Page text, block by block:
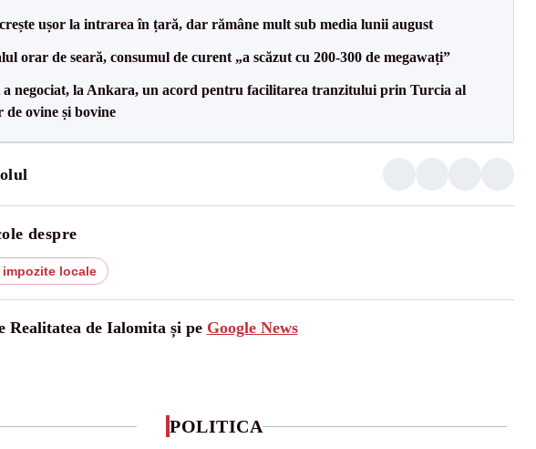
ușor la intrarea în țară, dar rămâne mult sub media lunii august
orar de seară, consumul de curent „a scăzut cu 200-300 de megawați”
a negociat, la Ankara, un acord pentru facilitarea tranzitului prin Turcia al
de ovine și bovine
despre
impozite locale
Realitatea de Ialomita și pe Google News
POLITICA